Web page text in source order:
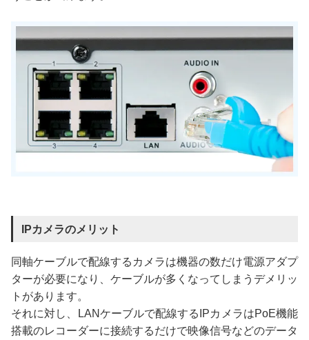
IPカメラのメリット
同軸ケーブルで配線するカメラは機器の数だけ電源アダプ
ターが必要になり、ケーブルが多くなってしまうデメリッ
トがあります。
それに対し、LANケーブルで配線するIPカメラはPoE機能
搭載のレコーダーに接続するだけで映像信号などのデータ